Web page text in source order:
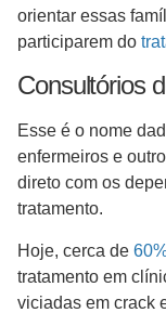
orientar essas
participarem do
Consultórios
Esse é o nome
enfermeiros e
direto com os
tratamento.
Hoje, cerca de
tratamento em
viciadas em crack